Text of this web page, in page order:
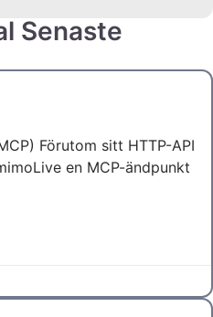
Senaste
Förutom sitt HTTP-API
en MCP-ändpunkt